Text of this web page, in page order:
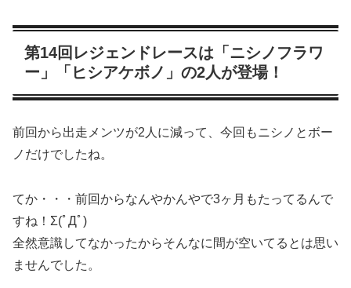
第14回レジェンドレースは「ニシノフラワ
ー」「ヒシアケボノ」の2人が登場！
前回から出走メンツが2人に減って、今回もニシノとボー
ノだけでしたね。
てか・・・前回からなんやかんやで3ヶ月もたってるんで
すね！Σ(ﾟДﾟ)
全然意識してなかったからそんなに間が空いてるとは思い
ませんでした。